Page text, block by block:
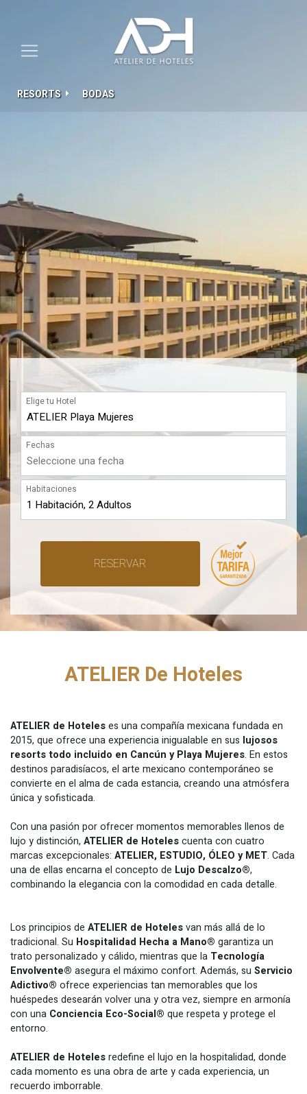
RESORTS BODAS
Elige tu Hotel
Fechas
Habitaciones
RESERVAR
ATELIER De Hoteles
ATELIER de Hoteleses una compañía mexicana fundada en
2015, que ofrece una experiencia inigualable en sus lujosos
resorts todo incluido en Cancún y Playa Mujeres. En estos
destinos paradisíacos, el arte mexicano contemporáneo se
convierte en el alma de cada estancia, creando una atmósfera
única y sofisticada.
Con una pasión por ofrecer momentos memorables llenos de
lujo y distinción, ATELIER de Hotelescuenta con cuatro
marcas excepcionales: ATELIER, ESTUDIO, ÓLEO y MET. Cada
una de ellas encarna el concepto de Lujo Descalzo®,
combinando la elegancia con la comodidad en cada detalle.
Los principios de ATELIER de Hotelesvan más allá de lo
tradicional. Su Hospitalidad Hecha a Mano® garantiza un
trato personalizado y cálido, mientras que la Tecnología
Envolvente® asegura el máximo confort. Además, su Servicio
Adictivo® ofrece experiencias tan memorables que los
huéspedes desearán volver una y otra vez, siempre en armonía
con una Conciencia Eco-Social® que respeta y protege el
entorno.
ATELIER de Hotelesredefine el lujo en la hospitalidad, donde
cada momento es una obra de arte y cada experiencia, un
recuerdo imborrable.